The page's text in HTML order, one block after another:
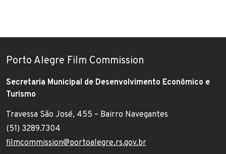
Porto Alegre Film Commission
Secretaria Municipal de Desenvolvimento Econômico e
Turismo
Endereço:
Travessa São José, 455 – Bairro Navegantes
Telefone:
(51) 3289.7304
E-mail:
filmcommission@portoalegre.rs.gov.br